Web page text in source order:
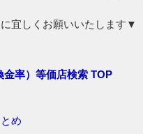
宜しくお願いいたします▼
率）等価店検索 TOP
め